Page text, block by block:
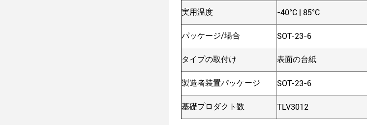
実用温度 -40°C | 85°C
パッケージ/場合 SOT-23-6
タイプの取付け 表面の台紙
製造者装置パッケージ SOT-23-6
基礎プロダクト数 TLV3012